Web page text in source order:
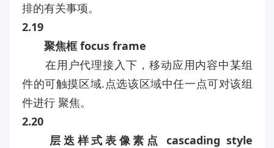
排的有关事项。
2.19
聚焦框 focus frame
在用户代理接入下，移动应用内容中某组
件的可触摸区域.点选该区域中任一点可对该组
件进行 聚焦。
2.20
层迭样式表像素点 cascading style